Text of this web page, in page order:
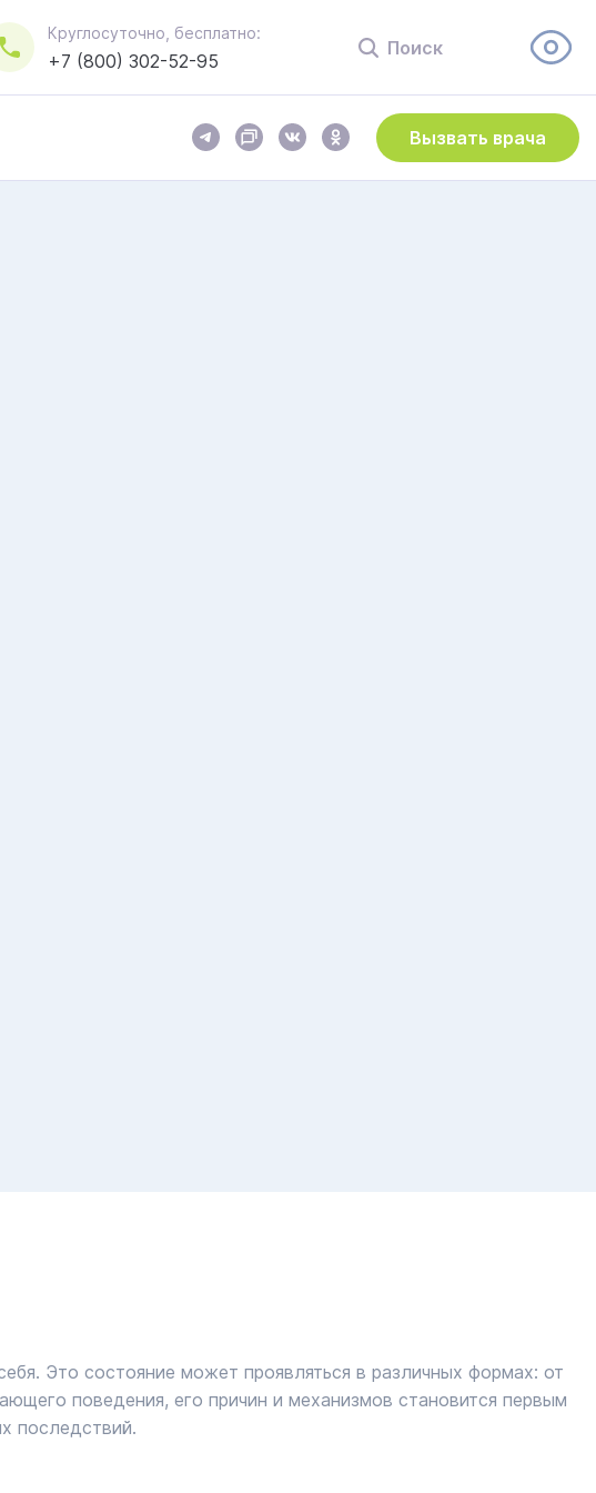
Круглосуточно, бесплатно:
+7 (800) 302-52-95
Поиск
Вызвать врача
Это состояние может проявляться в различных формах: от
поведения, его причин и механизмов становится первым
последствий.